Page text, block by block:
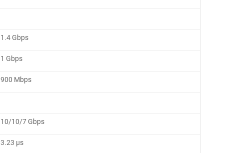
1.4 Gbps
1 Gbps
900 Mbps
10/10/7 Gbps
3.23 μs